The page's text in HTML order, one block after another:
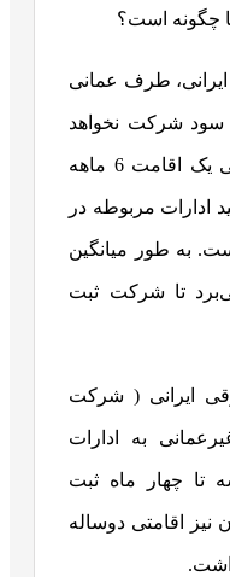
چگونه است؟
طرف عمانی
سود شرکت نخواهد
داشت. پس از ثبت، فرد ایرانی یک اقامت 6 ماهه
ادارات مربوطه در
به طور میانگین
تا شرکت ثبت
ایرانی ( شرکت
به ادارات
تا چهار ماه ثبت
اقامتی دوساله